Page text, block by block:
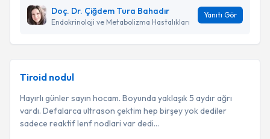
Doç. Dr. Çiğdem Tura Bahadır
Endokrinoloji ve Metabolizma Hastalıkları
Yanıtı Gör
Tiroid nodul
Hayırlı günler sayın hocam. Boyunda yaklaşık 5 aydır ağrı
vardı. Defalarca ultrason çektim hep birşey yok dediler
sadece reaktif lenf nodlari var dedi...